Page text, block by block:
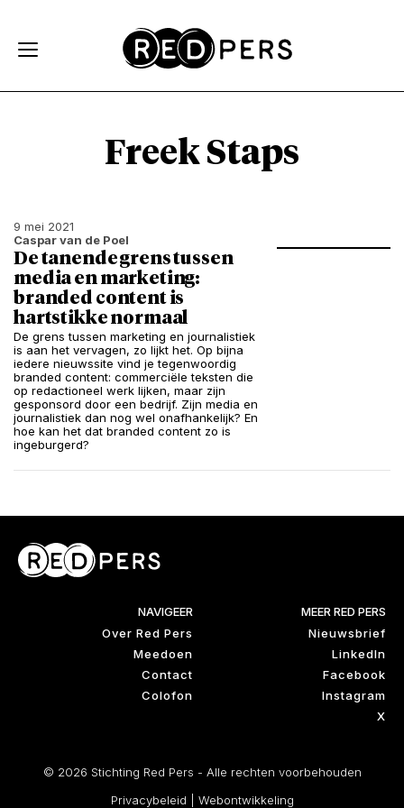
Freek Staps
9 mei 2021
Caspar van de Poel
De tanende grens tussen
media en marketing:
branded content is
hartstikke normaal
De grens tussen marketing en journalistiek
is aan het vervagen, zo lijkt het. Op bijna
iedere nieuwssite vind je tegenwoordig
branded content: commerciële teksten die
op redactioneel werk lijken, maar zijn
gesponsord door een bedrijf. Zijn media en
journalistiek dan nog wel onafhankelijk? En
hoe kan het dat branded content zo is
ingeburgerd?
NAVIGEER
Over Red Pers
Meedoen
Contact
Colofon
MEER RED PERS
Nieuwsbrief
LinkedIn
Facebook
Instagram
X
© 2026 Stichting Red Pers - Alle rechten voorbehouden
Privacybeleid
Webontwikkeling